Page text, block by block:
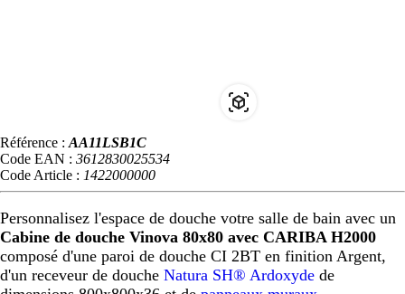
Référence : AA11LSB1C
Code EAN : 3612830025534
Code Article : 1422000000
Personnalisez l'espace de douche votre salle de bain avec un
Cabine de douche Vinova 80x80 avec CARIBA H2000
composé d'une paroi de douche CI 2BT en finition Argent,
d'un receveur de douche Natura SH® Ardoxyde de